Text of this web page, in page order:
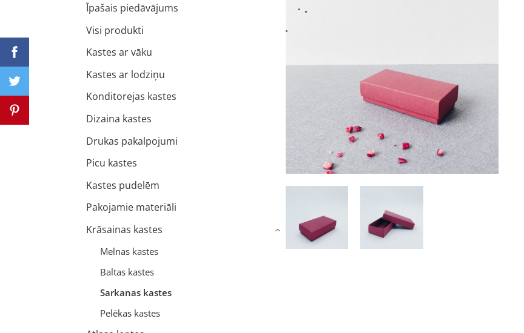
Īpašais piedāvājums
Visi produkti
Kastes ar vāku
Kastes ar lodziņu
Konditorejas kastes
Dizaina kastes
Drukas pakalpojumi
Picu kastes
Kastes pudelēm
Pakojamie materiāli
Krāsainas kastes
Melnas kastes
Baltas kastes
Sarkanas kastes
Pelēkas kastes
›